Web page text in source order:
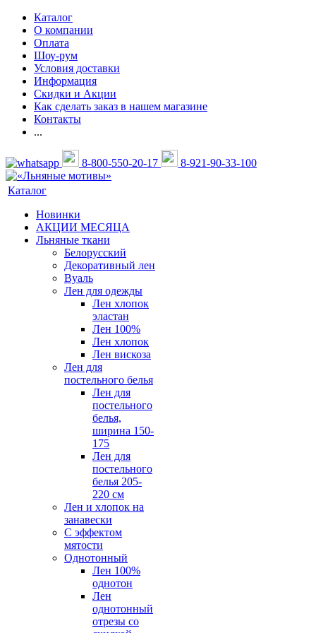
Каталог
О компании
Оплата
Шоу-рум
Условия доставки
Информация
Скидки и Акции
Как сделать заказ в нашем магазине
Контакты
...
8-800-550-20-17 8-921-90-33-100
Каталог
Новинки
АКЦИИ МЕСЯЦА
Льняные ткани
Белорусский
Декоративный лен
Вуаль
Лен для одежды
Лен хлопок
эластан
Лен 100%
Лен хлопок
Лен вискоза
Лен для
постельного белья
Лен для
постельного
белья,
ширина 150-
175
Лен для
постельного
белья 205-
220 см
Лен и хлопок на
занавески
С эффектом
мятости
Однотонный
Лен 100%
однотон
Лен
однотонный
отрезы со